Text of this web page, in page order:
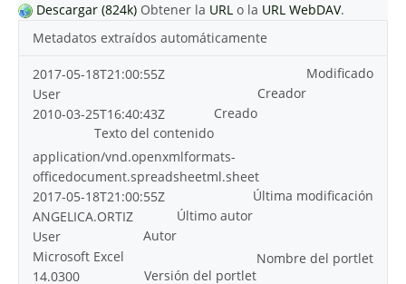
Descargar (824k) Obtener la URL o la URL WebDAV.
Metadatos extraídos automáticamente
Modificado
2017-05-18T21:00:55Z
Creador
User
Creado
2010-03-25T16:40:43Z
Texto del contenido
application/vnd.openxmlformats-
officedocument.spreadsheetml.sheet
Última modificación
2017-05-18T21:00:55Z
Último autor
ANGELICA.ORTIZ
Autor
User
Nombre del portlet
Microsoft Excel
Versión del portlet
14.0300